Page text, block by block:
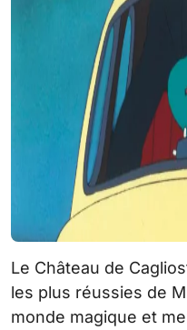
Le Château de
les plus réussies de
monde magique et